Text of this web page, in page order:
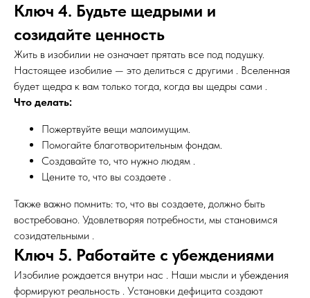
Ключ 4. Будьте щедрыми и
созидайте ценность
Жить в изобилии не означает прятать все под подушку.
Настоящее изобилие — это делиться с другими . Вселенная
будет щедра к вам только тогда, когда вы щедры сами .
Что делать:
Пожертвуйте вещи малоимущим.
Помогайте благотворительным фондам.
Создавайте то, что нужно людям .
Цените то, что вы создаете .
Также важно помнить: то, что вы создаете, должно быть
востребовано. Удовлетворяя потребности, мы становимся
созидательными .
Ключ 5. Работайте с убеждениями
Изобилие рождается внутри нас . Наши мысли и убеждения
формируют реальность . Установки дефицита создают